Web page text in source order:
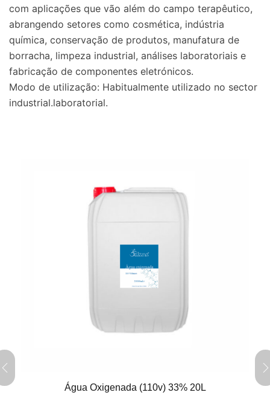
com aplicações que vão além do campo terapêutico,
abrangendo setores como cosmética, indústria
química, conservação de produtos, manufatura de
borracha, limpeza industrial, análises laboratoriais e
fabricação de componentes eletrónicos.
Modo de utilização: Habitualmente utilizado no sector
industrial.laboratorial.
Água Oxigenada (110v) 33% 20L